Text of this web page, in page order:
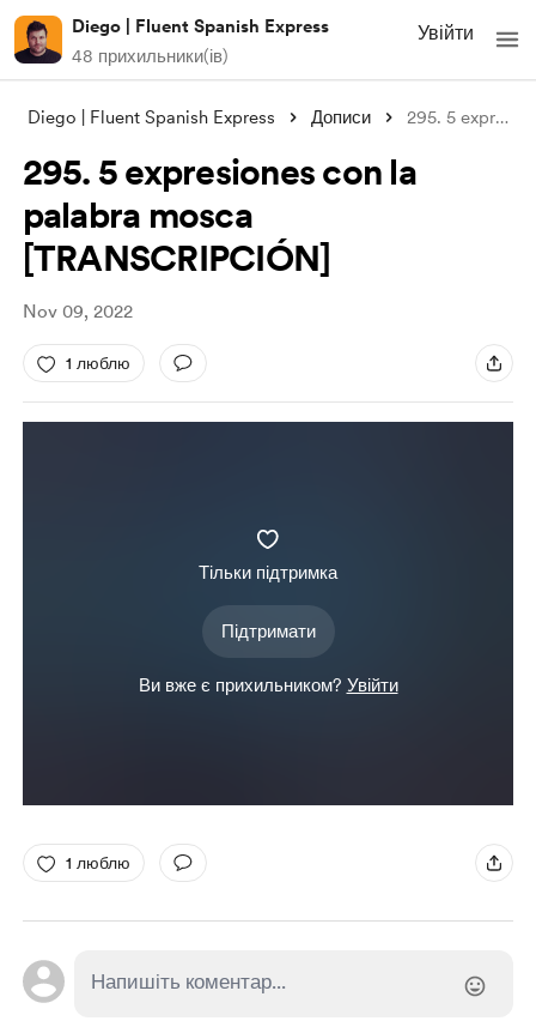
Diego | Fluent Spanish Express
48 прихильники(ів)
Увійти
Diego | Fluent Spanish Express Дописи 295. 5 expresiones con la palabra mosca
295. 5 expresiones con la
palabra mosca
[TRANSCRIPCIÓN]
Nov 09, 2022
1 люблю
Тільки підтримка
Підтримати
Ви вже є прихильником? Увійти
1 люблю